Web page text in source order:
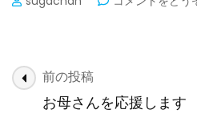
投
稿
前の投稿
お母さんを応援します